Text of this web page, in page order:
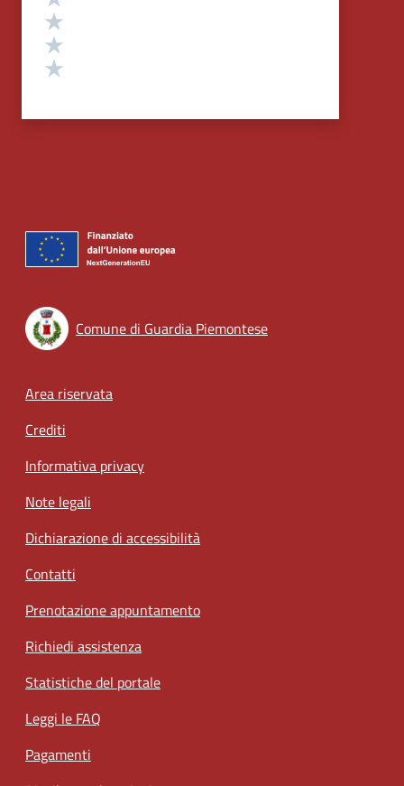
Comune di Guardia Piemontese
Footer menu
Area riservata
Crediti
Informativa privacy
Note legali
Dichiarazione di accessibilità
Contatti
Prenotazione appuntamento
Richiedi assistenza
Statistiche del portale
Leggi le FAQ
Pagamenti